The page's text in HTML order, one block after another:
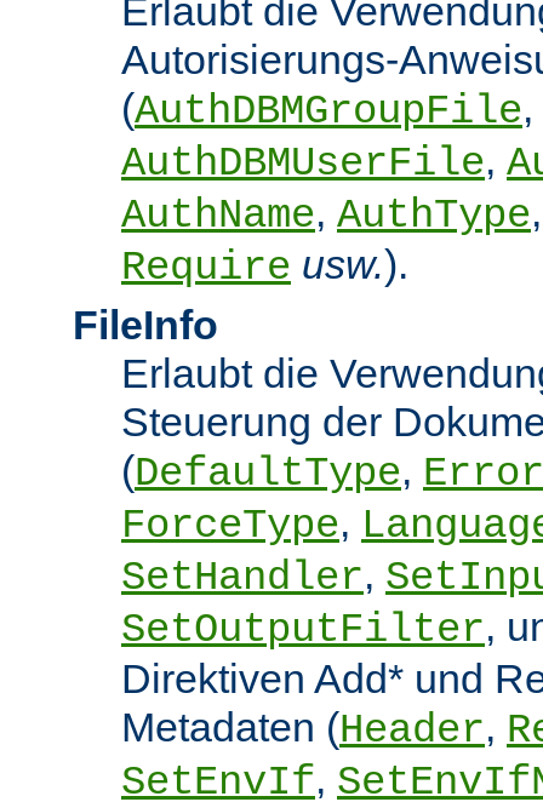
Erlaubt die
Autorisierungs-
(AuthDBMGroupFile,
AuthDBMUserFile,
AuthName, AuthType
Require usw.).
FileInfo
Erlaubt die
Steuerung der
(DefaultType,
ForceType,
SetHandler,
SetOutputFilter,
Direktiven Add* und
Metadaten (Header,
SetEnvIf,